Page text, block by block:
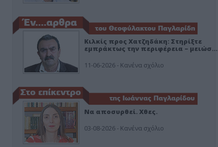
Κιλκίς προς Χατζηδάκη: Στηρίξτε
εμπράκτως την περιφέρεια – μειώσ…
11-06-2026 - Κανένα σχόλιο
Να αποσυρθεί. Χθες.
03-08-2026 - Κανένα σχόλιο